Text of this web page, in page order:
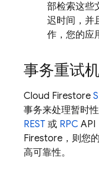
部检索这些
迟时间，并
作，您的应
事务重试
Cloud Firestore
事务来处理暂时
REST 或 RPC API
Firestore ，则您
高可靠性。